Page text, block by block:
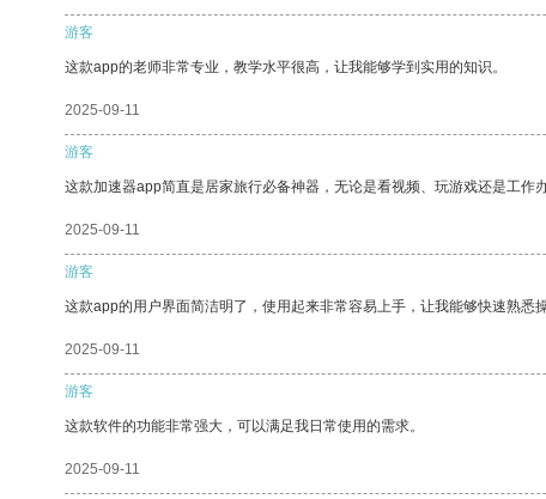
游客
这款app的老师非常专业，教学水平很高，让我能够学到实用的知识。
2025-09-11
游客
这款加速器app简直是居家旅行必备神器，无论是看视频、玩游戏还是工作
2025-09-11
游客
这款app的用户界面简洁明了，使用起来非常容易上手，让我能够快速熟悉
2025-09-11
游客
这款软件的功能非常强大，可以满足我日常使用的需求。
2025-09-11